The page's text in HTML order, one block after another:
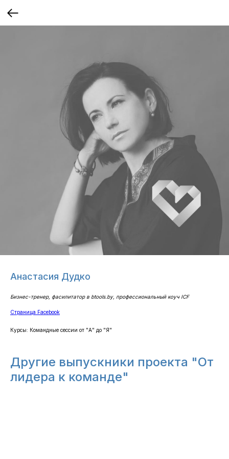
Анастасия Дудко
Бизнес-тренер, фасилитатор в btools.by, профессиональный коуч ICF
Страница Facebook
Курсы: ​Командные сессии от "А" до "Я"
Другие выпускники проекта "От
лидера к команде"